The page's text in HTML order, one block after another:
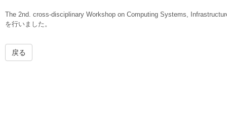
The 2nd. cross-disciplinary Workshop on Computing Systems,
を行いました。
戻る